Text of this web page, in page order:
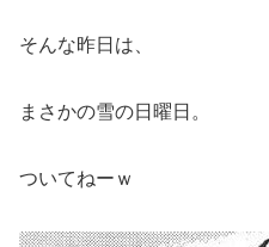
そんな昨日は、
まさかの雪の日曜日。
ついてねーｗ